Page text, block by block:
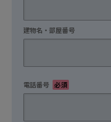
建物名・部屋番号
電話番号 必須